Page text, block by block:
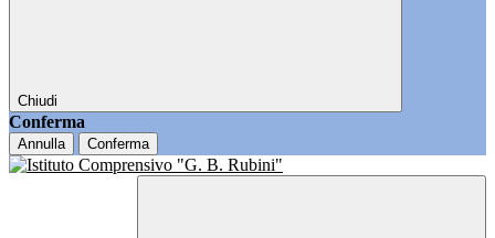
Chiudi
Conferma
Annulla Conferma